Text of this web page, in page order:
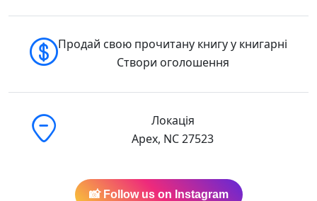
доставкою:
🇺🇸 Buy in the USA
🇨🇦 Buy in Canada
Продай свою прочитану книгу у книгарні
Створи оголошення
Локація
Apex, NC 27523
📸 Follow us on Instagram